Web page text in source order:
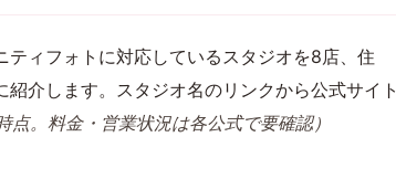
ティフォトに対応しているスタジオを8店、住
介します。スタジオ名のリンクから公式サイト
点。料金・営業状況は各公式で要確認）